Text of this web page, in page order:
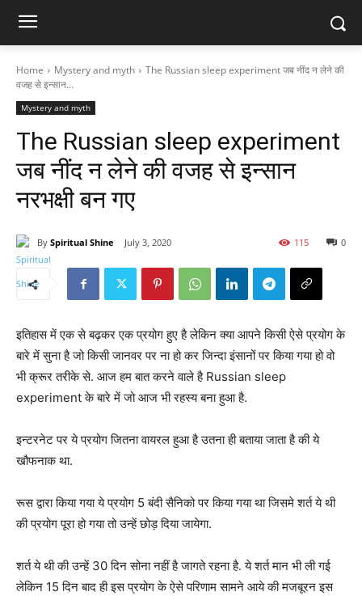
Home Mystery and myth
The Russian sleep experiment जब नींद न लेने की
वजह से इन्सान...
Mystery and myth
The Russian sleep experiment
जब नींद न लेने की वजह से इन्सान
नरभक्षी बन गए
By Spiritual Shine July 3, 2020 0
115
इतिहास में एक से बढ़कर एक प्रयोग हुए है लेकिन क्या आपने किसी ऐसे प्रयोग के
बारे में सुना है जो किसी जानवर पर ना हो कर जिन्दा इंसानों पर किया गया हो वो
भी क्रूर तरीके से. आज हम बात करने वाले है Russian sleep
experiment के बारे में जो आज भी रहस्य बना हुआ है.
इन्टरनेट पर ये प्रयोग जितना वायरल हुआ है उतना ही बताया जाता है की ये
खौफनाक था.
रूस द्वारा किया गया ये प्रयोग 5 बंदी सैनिको पर किया गया था जिसमे शर्त ये थी
की प्रयोग पूरा हो गया तो उन्हें छोड़ दिया जायेगा.
शर्त ये थी की उन्हें 30 दिन सोना नहीं है जागते रहना है. ये शर्त मान भी ली गई
लेकिन 15 दिन बाद ही इस प्रयोग के ऐसे परिणाम सामने आये की मजबूरन इस